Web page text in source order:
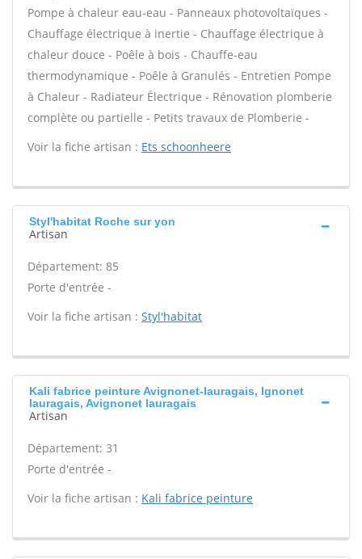
Pompe à chaleur eau-eau - Panneaux photovoltaïques -
Chauffage électrique à inertie - Chauffage électrique à
chaleur douce - Poêle à bois - Chauffe-eau
thermodynamique - Poêle à Granulés - Entretien Pompe
à Chaleur - Radiateur Électrique - Rénovation plomberie
complète ou partielle - Petits travaux de Plomberie -
Voir la fiche artisan : Ets schoonheere
Styl'habitat Roche sur yon
Artisan
Département: 85
Porte d'entrée -
Voir la fiche artisan : Styl'habitat
Kali fabrice peinture Avignonet-lauragais, Ignonet
lauragais, Avignonet lauragais
Artisan
Département: 31
Porte d'entrée -
Voir la fiche artisan : Kali fabrice peinture